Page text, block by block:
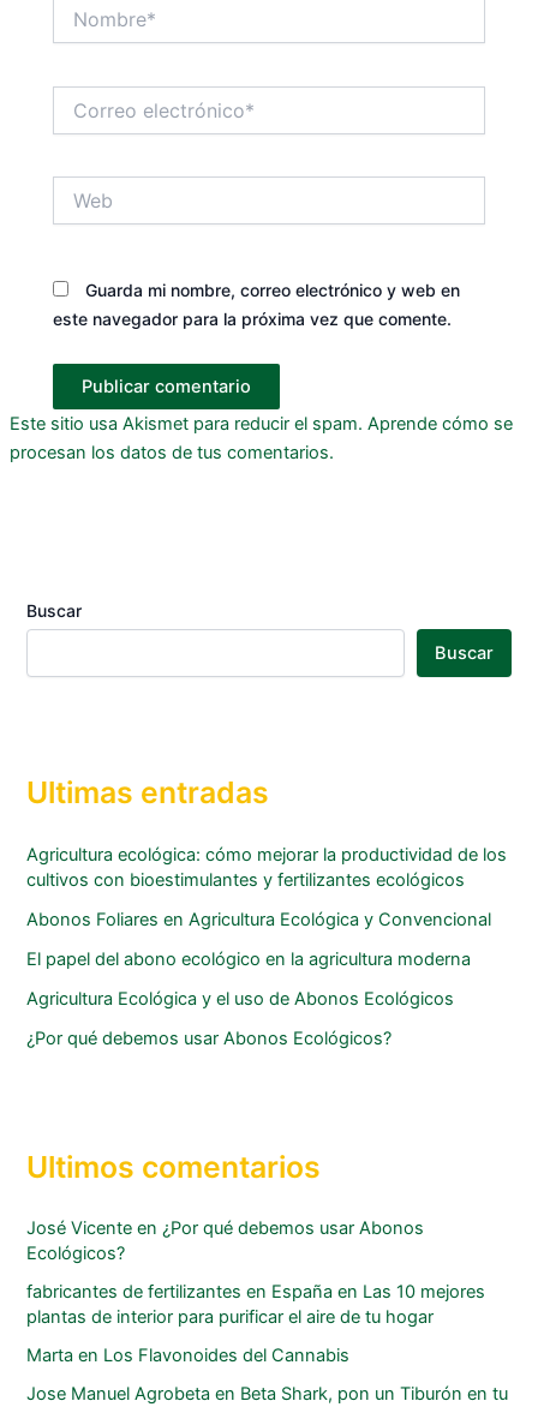
electrónico*
Guarda mi nombre, correo electrónico y web en
este navegador para la próxima vez que comente.
Este sitio usa Akismet para reducir el spam. Aprende cómo se
procesan los datos de tus comentarios.
Buscar
Buscar
Ultimas entradas
Agricultura ecológica: cómo mejorar la productividad de los
cultivos con bioestimulantes y fertilizantes ecológicos
Abonos Foliares en Agricultura Ecológica y Convencional
El papel del abono ecológico en la agricultura moderna
Agricultura Ecológica y el uso de Abonos Ecológicos
¿Por qué debemos usar Abonos Ecológicos?
Ultimos comentarios
José Vicente en¿Por qué debemos usar Abonos
Ecológicos?
fabricantes de fertilizantes en España en Las 10 mejores
plantas de interior para purificar el aire de tu hogar
Marta en Los Flavonoides del Cannabis
Jose Manuel Agrobeta en Beta Shark, pon un Tiburón en tu